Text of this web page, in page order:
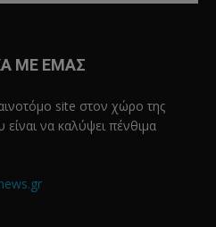
ΜΕ ΕΜΑΣ
site στον χώρο της
να καλύψει πένθιμα